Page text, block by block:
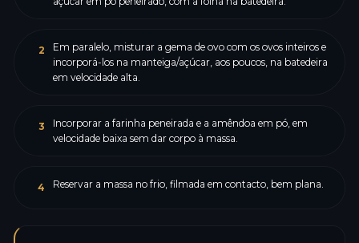
2
Em paralelo, misturar a gema de ovo com os ovos inteiros e
incorporá-los na manteiga/açúcar, aos poucos, na batedeira
em velocidade alta.
3
Incorporar a farinha peneirada e a amêndoa em pó, em
velocidade baixa sem dar corpo à massa.
4 Reservar a massa no frio, filmada em contacto, bem plana.